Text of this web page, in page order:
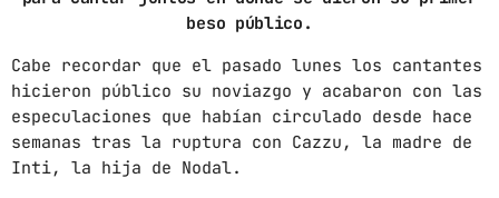
febrero 2025
enero 2025
diciembre 2024
noviembre 2024
beso público.
Cabe recordar que el pasado lunes los cantantes
hicieron público su noviazgo y acabaron con las
especulaciones que habían circulado desde hace
semanas tras la ruptura con Cazzu, la madre de
Inti, la hija de Nodal.